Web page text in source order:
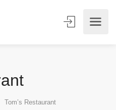
Tom’s Restaurant